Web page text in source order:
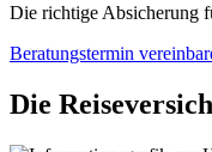
Die richtige Absicherung
Beratungstermin
Die